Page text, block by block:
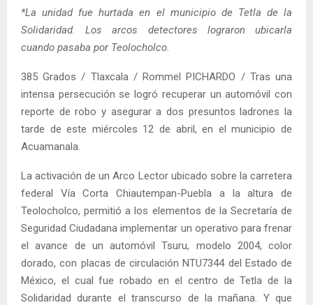
*La unidad fue hurtada en el municipio de Tetla de la
Solidaridad. Los arcos detectores lograron ubicarla
cuando pasaba por Teolocholco.
385 Grados / Tlaxcala / Rommel PICHARDO / Tras una
intensa persecución se logró recuperar un automóvil con
reporte de robo y asegurar a dos presuntos ladrones la
tarde de este miércoles 12 de abril, en el municipio de
Acuamanala.
La activación de un Arco Lector ubicado sobre la carretera
federal Vía Corta Chiautempan-Puebla a la altura de
Teolocholco, permitió a los elementos de la Secretaría de
Seguridad Ciudadana implementar un operativo para frenar
el avance de un automóvil Tsuru, modelo 2004, color
dorado, con placas de circulación NTU7344 del Estado de
México, el cual fue robado en el centro de Tetla de la
Solidaridad durante el transcurso de la mañana. Y que